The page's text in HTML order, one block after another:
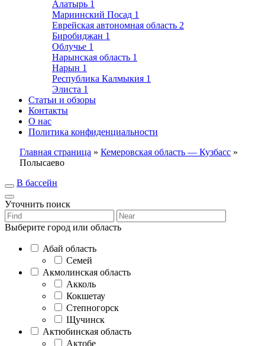
Алатырь 1
Мариинский Посад 1
Еврейская автономная область 2
Биробиджан 1
Облучье 1
Нарынская область 1
Нарын 1
Республика Калмыкия 1
Элиста 1
Статьи и обзоры
Контакты
О нас
Политика конфиденциальности
Главная страница » Кемеровская область — Кузбасс »
Полысаево
В бассейн
Уточнить поиск
Выберите город или область
Абай область
Семей
Акмолинская область
Акколь
Кокшетау
Степногорск
Щучинск
Актюбинская область
Актобе